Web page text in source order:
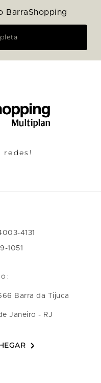
BarraShopping
redes!
4131
1051
Barra da Tijuca
Janeiro - RJ